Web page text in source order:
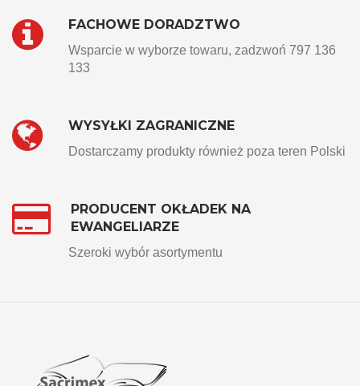
FACHOWE DORADZTWO
Wsparcie w wyborze towaru, zadzwoń 797 136
133
WYSYŁKI ZAGRANICZNE
Dostarczamy produkty również poza teren Polski
PRODUCENT OKŁADEK NA
EWANGELIARZE
Szeroki wybór asortymentu